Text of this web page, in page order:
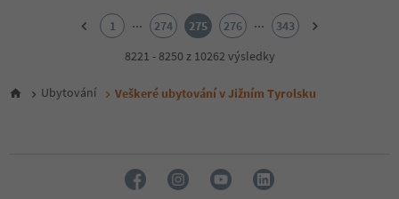
6
1 ... 274 275 276 ...
343
8221 - 8250 z 10262 výsledky
Ubytování Veškeré ubytování v Jižním Tyrolsku